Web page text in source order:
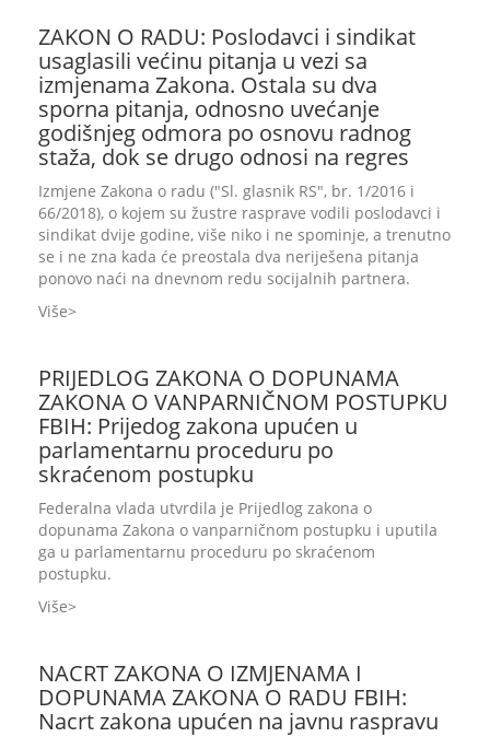
ZAKON O RADU: Poslodavci i sindikat
usaglasili većinu pitanja u vezi sa
izmjenama Zakona. Ostala su dva
sporna pitanja, odnosno uvećanje
godišnjeg odmora po osnovu radnog
staža, dok se drugo odnosi na regres
Izmjene Zakona o radu ("Sl. glasnik RS", br. 1/2016 i
66/2018), o kojem su žustre rasprave vodili poslodavci i
sindikat dvije godine, više niko i ne spominje, a trenutno
se i ne zna kada će preostala dva neriješena pitanja
ponovo naći na dnevnom redu socijalnih partnera.
Više
PRIJEDLOG ZAKONA O DOPUNAMA
ZAKONA O VANPARNIČNOM POSTUPKU
FBIH: Prijedog zakona upućen u
parlamentarnu proceduru po
skraćenom postupku
Federalna vlada utvrdila je Prijedlog zakona o
dopunama Zakona o vanparničnom postupku i uputila
ga u parlamentarnu proceduru po skraćenom
postupku.
Više
NACRT ZAKONA O IZMJENAMA I
DOPUNAMA ZAKONA O RADU FBIH:
Nacrt zakona upućen na javnu raspravu